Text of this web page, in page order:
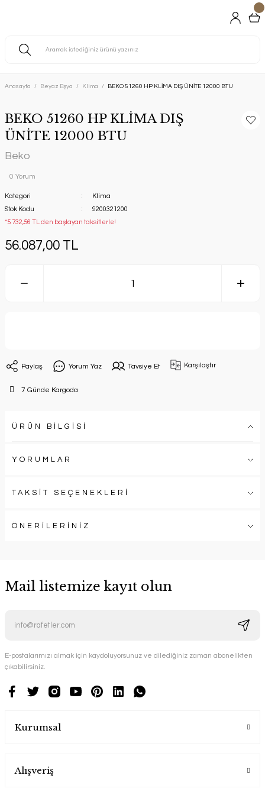
Anasayfa Beyaz Eşya Klima BEKO 51260 HP KLİMA DIŞ ÜNİTE 12000 BTU
BEKO 51260 HP KLİMA DIŞ
ÜNİTE 12000 BTU
Beko
0 Yorum
Kategori
Klima
Stok Kodu
9200321200
*5.732,56 TL den başlayan taksitlerle!
56.087,00 TL
Paylaş Yorum Yaz Tavsiye Et Karşılaştır
7 Günde Kargoda
ÜRÜN BİLGİSİ
YORUMLAR
TAKSİT SEÇENEKLERİ
ÖNERİLERİNİZ
Mail listemize kayıt olun
E-postalarımızı almak için kaydoluyorsunuz ve dilediğiniz zaman abonelikten
çıkabilirsiniz.
Kurumsal
Alışveriş